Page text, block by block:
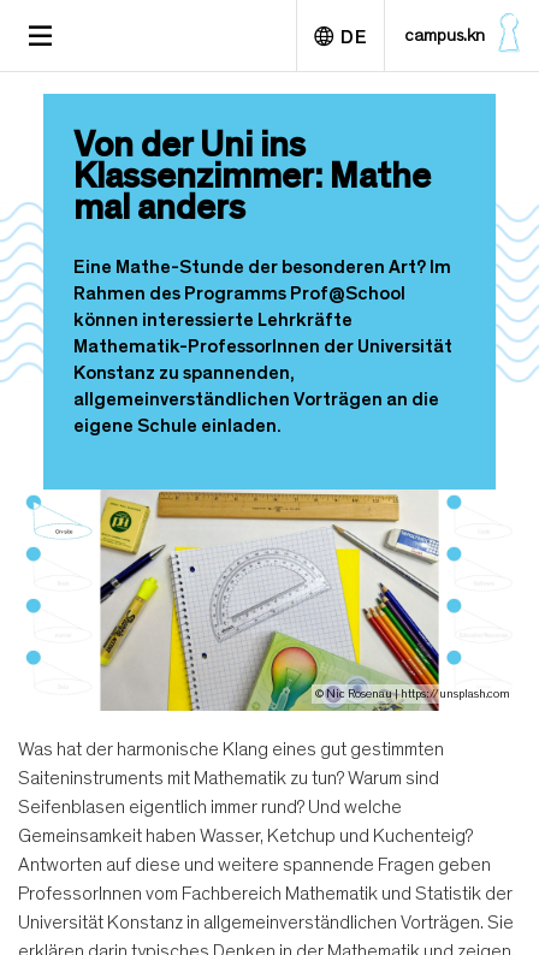
m
n
h
l
t
TOGGLE
DE campus.kn
Von der Uni ins
Klassenzimmer: Mathe
mal anders
Eine Mathe-Stunde der besonderen Art? Im
Rahmen des Programms Prof@School
können interessierte Lehrkräfte
Mathematik-ProfessorInnen der Universität
Konstanz zu spannenden,
allgemeinverständlichen Vorträgen an die
eigene Schule einladen.
© Nic Rosenau|https://unsplash.com
Was hat der harmonische Klang eines gut gestimmten
Saiteninstruments mit Mathematik zu tun? Warum sind
Seifenblasen eigentlich immer rund? Und welche
Gemeinsamkeit haben Wasser, Ketchup und Kuchenteig?
Antworten auf diese und weitere spannende Fragen geben
ProfessorInnen vom Fachbereich Mathematik und Statistik der
Universität Konstanz in allgemeinverständlichen Vorträgen. Sie
erklären darin typisches Denken in der Mathematik und zeigen,